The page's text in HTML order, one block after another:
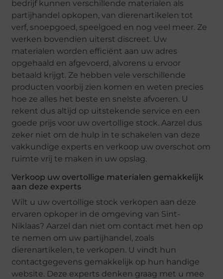
bedrijf kunnen verschillende materialen als
partijhandel opkopen, van dierenartikelen tot
verf, snoepgoed, speelgoed en nog veel meer. Ze
werken bovendien uiterst discreet. Uw
materialen worden efficiënt aan uw adres
opgehaald en afgevoerd, alvorens u ervoor
betaald krijgt. Ze hebben vele verschillende
producten voorbij zien komen en weten precies
hoe ze alles het beste en snelste afvoeren. U
rekent dus altijd op uitstekende service en een
goede prijs voor uw overtollige stock. Aarzel dus
zeker niet om de hulp in te schakelen van deze
vakkundige experts en verkoop uw overschot om
ruimte vrij te maken in uw opslag.
Verkoop uw overtollige materialen gemakkelijk
aan deze experts
Wilt u uw overtollige stock verkopen aan deze
ervaren opkoper in de omgeving van Sint-
Niklaas? Aarzel dan niet om contact met hen op
te nemen om uw partijhandel, zoals
dierenartikelen, te verkopen. U vindt hun
contactgegevens gemakkelijk op hun handige
website. Deze experts denken graag met u mee